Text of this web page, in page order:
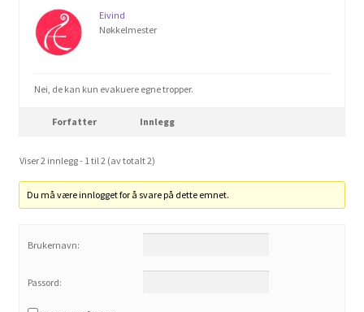
Eivind
Nøkkelmester
Nei, de kan kun evakuere egne tropper.
Forfatter Innlegg
Viser 2 innlegg - 1 til 2 (av totalt 2)
Du må være innlogget for å svare på dette emnet.
Brukernavn:
Passord: